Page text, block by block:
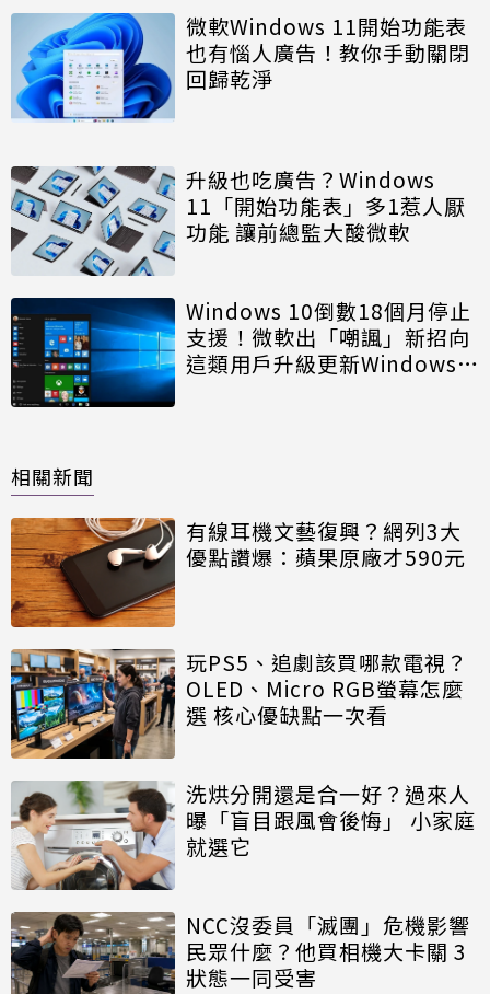
微軟Windows 11開始功能表
也有惱人廣告！教你手動關閉
回歸乾淨
升級也吃廣告？Windows
11「開始功能表」多1惹人厭
功能 讓前總監大酸微軟
Windows 10倒數18個月停止
支援！微軟出「嘲諷」新招向
這類用戶升級更新Windows
相關新聞
有線耳機文藝復興？網列3大
優點讚爆：蘋果原廠才590元
玩PS5、追劇該買哪款電視？
OLED、Micro RGB螢幕怎麼
選 核心優缺點一次看
洗烘分開還是合一好？過來人
曝「盲目跟風會後悔」 小家庭
就選它
NCC沒委員「滅團」危機影響
民眾什麼？他買相機大卡關 3
狀態一同受害